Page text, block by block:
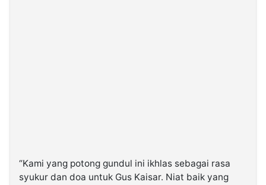
“Kami yang potong gundul ini ikhlas sebagai rasa
syukur dan doa untuk Gus Kaisar. Niat baik yang